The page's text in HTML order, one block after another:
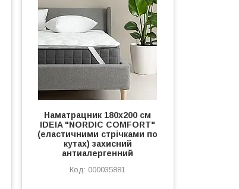
Наматрацник 180х200 см
IDEIA "NORDIC СOMFORT"
(еластичними стрічками по
кутах) захисний
антиалергенний
000035881